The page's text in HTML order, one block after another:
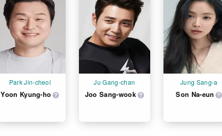
Park Jin-cheol
Yoon Kyung-ho
Ju Gang-chan
Joo Sang-wook
Jung Sang-a
Son Na-eun